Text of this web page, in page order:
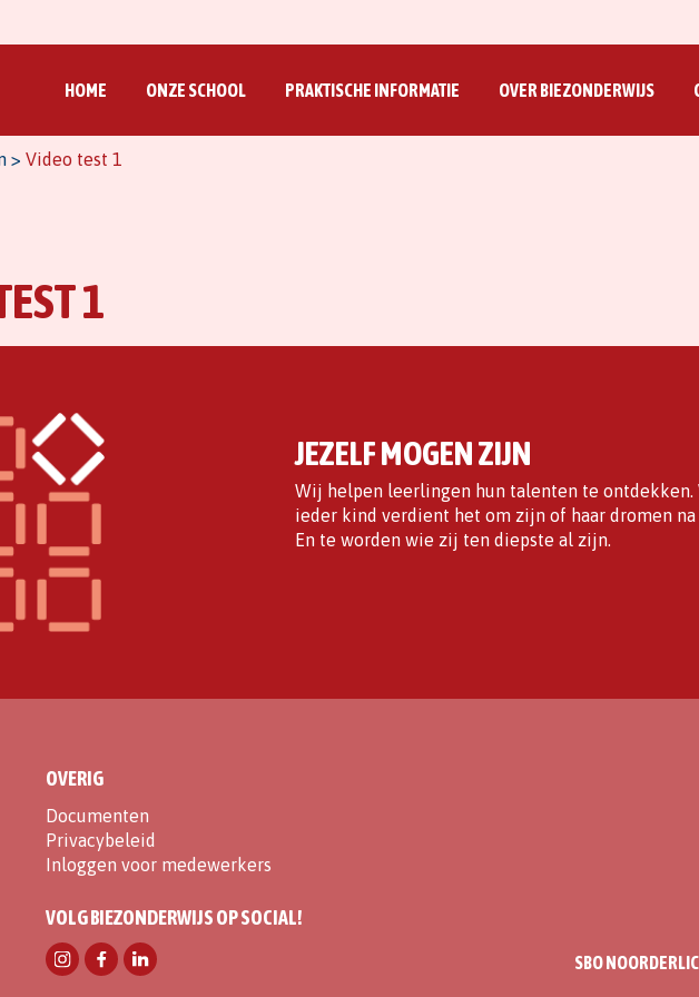
HOME ONZE SCHOOL PRAKTISCHE INFORMATIE OVER BIEZONDERWIJS
> Video test 1
1
JEZELF MOGEN ZIJN
Wij helpen leerlingen hun talenten te ontdekken.
ieder kind verdient het om zijn of haar dromen na
En te worden wie zij ten diepste al zijn.
OVERIG
Documenten
Privacybeleid
Inloggen voor medewerkers
VOLG BIEZONDERWIJS OP SOCIAL!
SBO